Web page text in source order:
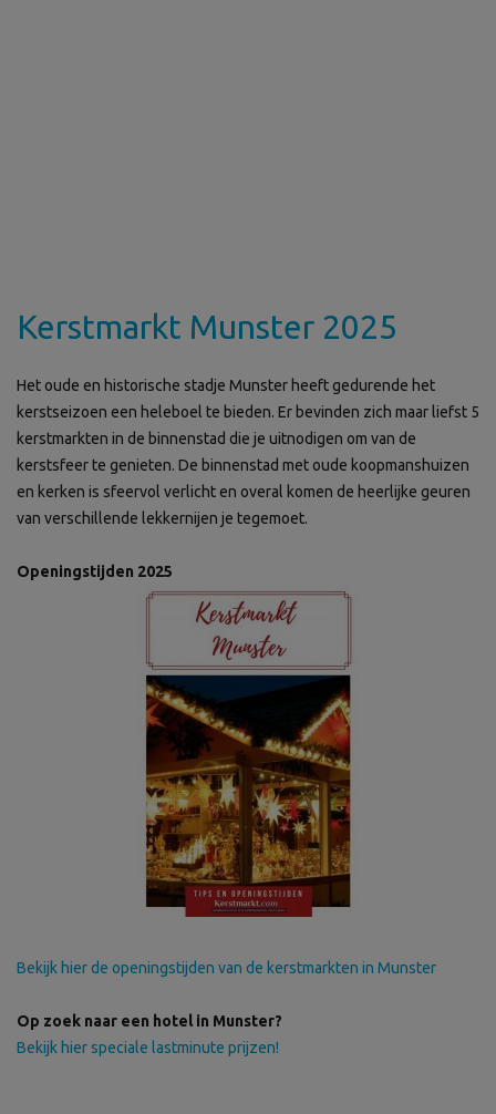
Kerstmarkt Munster 2025
Het oude en historische stadje Munster heeft gedurende het
kerstseizoen een heleboel te bieden. Er bevinden zich maar liefst 5
kerstmarkten in de binnenstad die je uitnodigen om van de
kerstsfeer te genieten. De binnenstad met oude koopmanshuizen
en kerken is sfeervol verlicht en overal komen de heerlijke geuren
van verschillende lekkernijen je tegemoet.
Openingstijden 2025
Bekijk hier de openingstijden van de kerstmarkten in Munster
Op zoek naar een hotel in Munster?
Bekijk hier speciale lastminute prijzen!